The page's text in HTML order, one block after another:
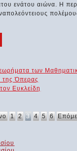
ενάτου αιώνα. Η
των
Όπερας
Ευκλείδη
1 2 3 4 5 6